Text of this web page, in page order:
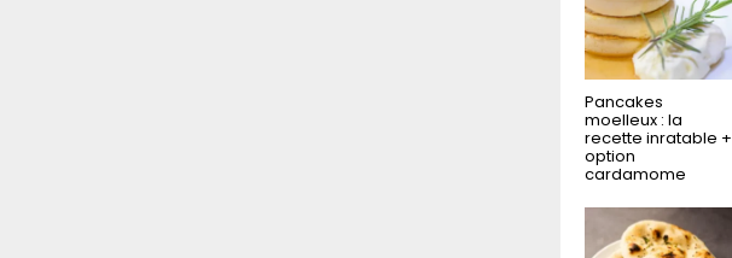
Pancakes
moelleux : la
recette inratable +
option
cardamome